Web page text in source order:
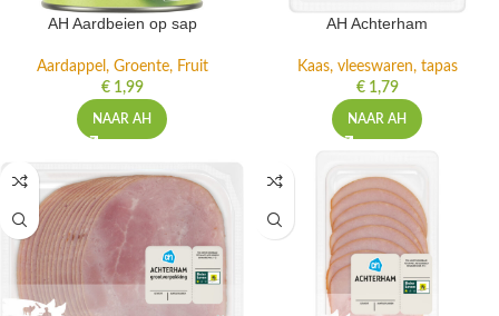
AH Aardbeien op sap
Aardappel, Groente, Fruit
€1,99
NAAR AH
AH Achterham
Kaas, vleeswaren, tapas
€1,79
NAAR AH